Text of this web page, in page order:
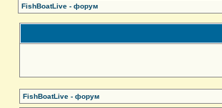
FishBoatLive - форум
FishBoatLive - форум